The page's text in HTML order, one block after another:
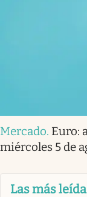
Mercado. Euro:
miércoles 5 de
Las más